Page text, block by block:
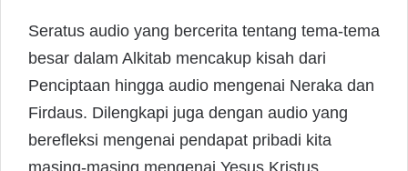
Seratus audio yang bercerita tentang tema-tema
besar dalam Alkitab mencakup kisah dari
Penciptaan hingga audio mengenai Neraka dan
Firdaus. Dilengkapi juga dengan audio yang
berefleksi mengenai pendapat pribadi kita
masing-masing mengenai Yesus Kristus.